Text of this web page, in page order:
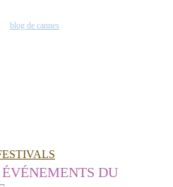
blog de cannes
DU